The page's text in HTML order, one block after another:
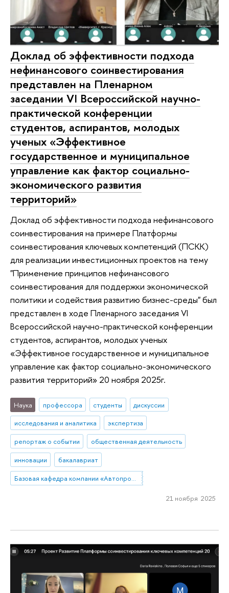
Доклад об эффективности подхода
нефинансового соинвестирования
представлен на Пленарном
заседании VI Всероссийской научно-
практической конференции
студентов, аспирантов, молодых
ученых «Эффективное
государственное и муниципальное
управление как фактор социально-
экономического развития
территорий»
Доклад об эффективности подхода нефинансового
соинвестирования на примере Платформы
соинвестирования ключевых компетенций (ПСКК)
для реализации инвестиционных проектов на тему
"Применение принципов нефинансового
соинвестирования для поддержки экономической
политики и содействия развитию бизнес-среды" был
представлен в ходе Пленарного заседания VI
Всероссийской научно-практической конференции
студентов, аспирантов, молодых ученых
«Эффективное государственное и муниципальное
управление как фактор социально-экономического
развития территорий» 20 ноября 2025г.
Наука профессора студенты
дискуссии
исследования и аналитика
экспертиза
репортаж о событии
общественная деятельность
инновации
бакалавриат
Базовая кафедра компании «Автопромимпорт»
21 ноября 2025